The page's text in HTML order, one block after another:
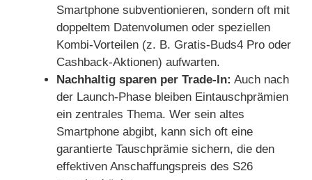
Smartphone subventionieren, sondern oft mit
doppeltem Datenvolumen oder speziellen
Kombi-Vorteilen (z. B. Gratis-Buds4 Pro oder
Cashback-Aktionen) aufwarten.
Nachhaltig sparen per Trade-In: Auch nach
der Launch-Phase bleiben Eintauschprämien
ein zentrales Thema. Wer sein altes
Smartphone abgibt, kann sich oft eine
garantierte Tauschprämie sichern, die den
effektiven Anschaffungspreis des S26